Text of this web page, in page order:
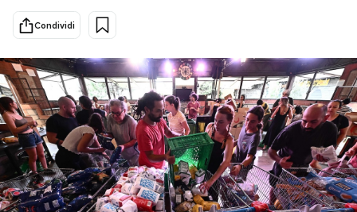
Tecnologia
Internet
Cultura
Economia
Sport
Europa
Altrecose
Mondiali calcio 2026
PODCAST
Condividi